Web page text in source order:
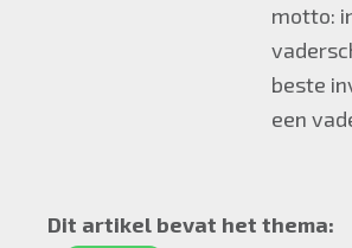
motto:
beste
een
Dit artikel bevat het thema: